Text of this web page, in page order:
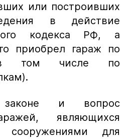
или построивших
в действие
кодекса РФ, а
приобрел гараж по
том числе по
и вопрос
являющихся
сооружениями для